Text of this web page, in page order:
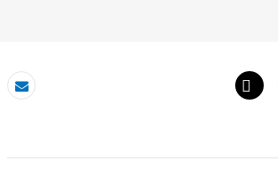
Eлектронна поща